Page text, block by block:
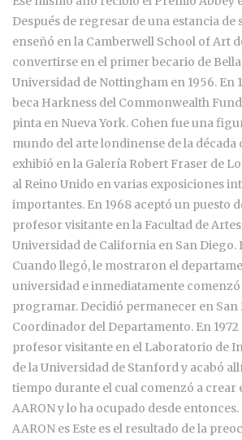
Después de regresar de una estancia de
enseñó en la Camberwell School of Art
convertirse en el primer becario de
Universidad de Nottingham en 1956. En
beca Harkness del Commonwealth
pinta en Nueva York. Cohen fue una
mundo del arte londinense de la década
exhibió en la Galería Robert Fraser de
al Reino Unido en varias exposiciones
importantes. En 1968 aceptó un puesto
profesor visitante en la Facultad de Artes
Universidad de California en San Diego.
Cuando llegó, le mostraron el
universidad e inmediatamente comenzó
programar. Decidió permanecer en San
Coordinador del Departamento. En
profesor visitante en el Laboratorio de
de la Universidad de Stanford y acabó
tiempo durante el cual comenzó a crear
AARON y lo ha ocupado desde
AARON es Este es el resultado de la